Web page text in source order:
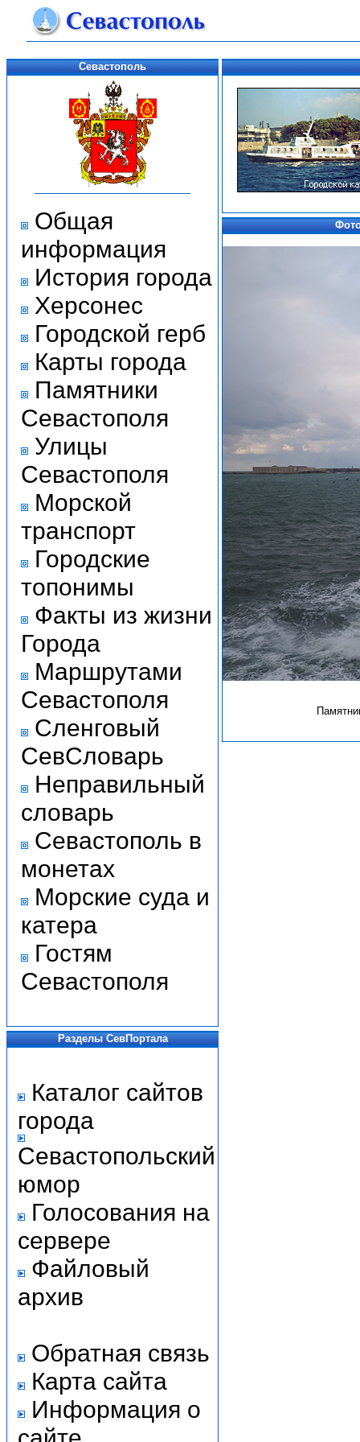
Севастополь
Общая
информация
История города
Херсонес
Городской герб
Карты города
Памятники
Севастополя
Улицы
Севастополя
Морской
транспорт
Городские
топонимы
Факты из жизни
Города
Маршрутами
Севастополя
Сленговый
СевСловарь
Неправильный
словарь
Севастополь в
монетах
Морские суда и
катера
Гостям
Севастополя
Разделы СевПортала
Каталог сайтов
города
Севастопольский
юмор
Голосования на
сервере
Файловый
архив
Обратная связь
Карта сайта
Информация о